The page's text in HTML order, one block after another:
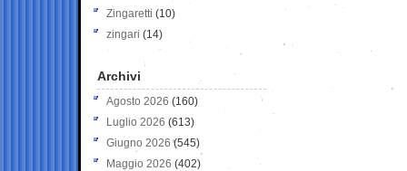
Zingaretti (10)
zingari (14)
Archivi
Agosto 2026 (160)
Luglio 2026 (613)
Giugno 2026 (545)
Maggio 2026 (402)